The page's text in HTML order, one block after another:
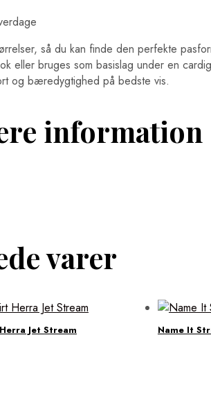
så du kan finde den perfekte
eller bruges som basislag under en
og bæredygtighed på bedste vis.
information
varer
Jet Stream Name It